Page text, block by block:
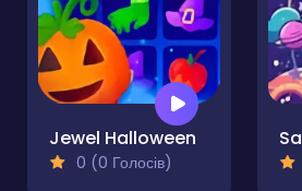
Jewel Halloween
0 (0 Голосів)